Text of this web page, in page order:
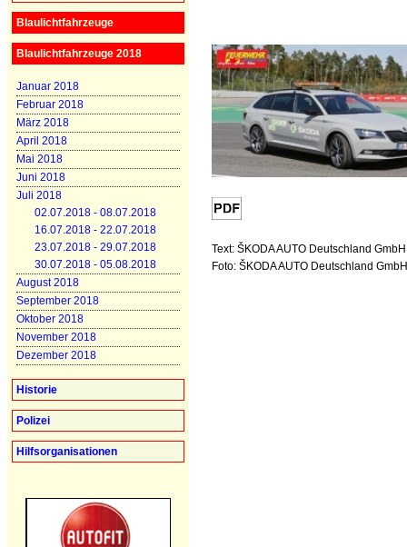
Blaulichtfahrzeuge
Blaulichtfahrzeuge 2018
Januar 2018
Februar 2018
März 2018
April 2018
Mai 2018
Juni 2018
Juli 2018
02.07.2018 - 08.07.2018
16.07.2018 - 22.07.2018
23.07.2018 - 29.07.2018
30.07.2018 - 05.08.2018
August 2018
September 2018
Oktober 2018
November 2018
Dezember 2018
Historie
Polizei
Hilfsorganisationen
Text: ŠKODA AUTO Deutschland GmbH
Foto: ŠKODA AUTO Deutschland GmbH